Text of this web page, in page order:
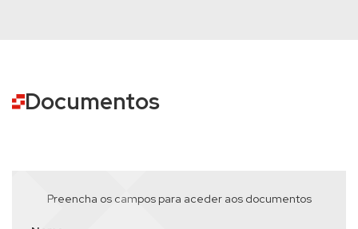
Documentos
Preencha os campos para aceder aos documentos